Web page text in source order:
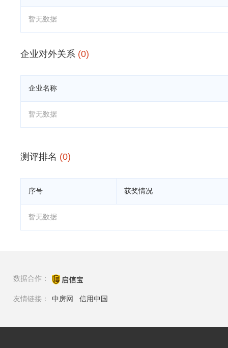
暂无数据
企业对外关系 (0)
企业名称
暂无数据
测评排名 (0)
序号 获奖情况
暂无数据
数据合作：
友情链接： 中房网 信用中国